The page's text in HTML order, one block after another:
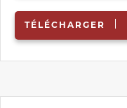
TÉLÉCHARGER